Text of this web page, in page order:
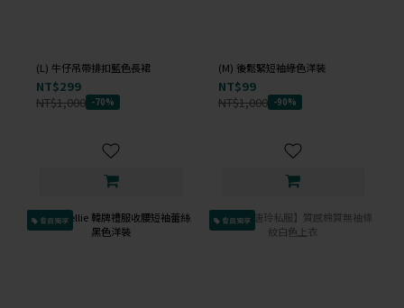
(L) 牛仔吊帶排扣藍色長裙
NT$299
NT$1,000 -70%
(M) 後鬆緊短袖綠色洋裝
NT$99
NT$1,000 -90%
會員獨享 會員獨享